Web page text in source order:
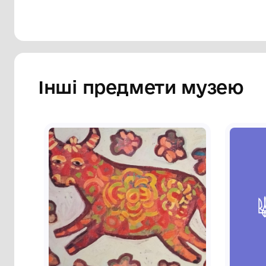
Інші предмети